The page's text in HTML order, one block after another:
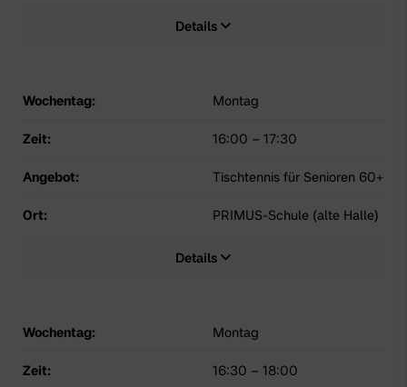
Details
Wochentag: Montag
Zeit: 16:00 – 17:30
Angebot: Tischtennis für Senioren 60+
Ort: PRIMUS-Schule (alte Halle)
Details
Wochentag: Montag
Zeit: 16:30 – 18:00